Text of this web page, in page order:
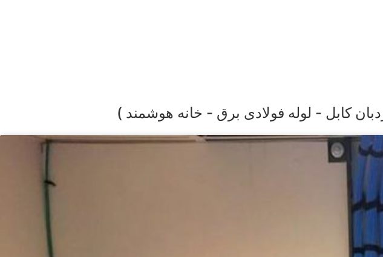
کابل - لوله فولادی برق - خانه هوشمند )